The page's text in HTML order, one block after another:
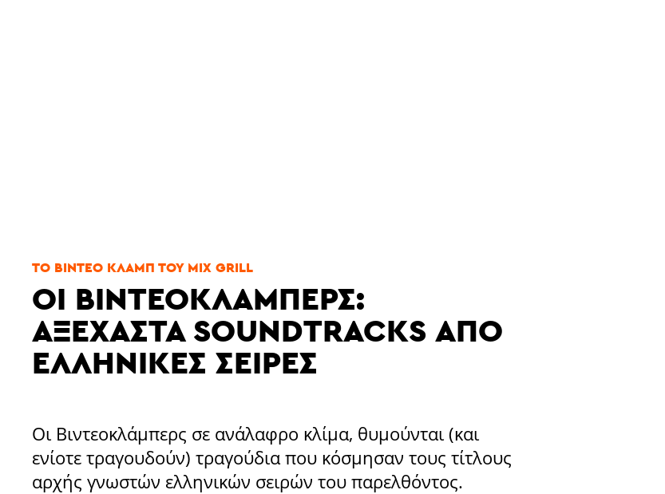
ΤΟ ΒΊΝΤΕΟ ΚΛΑΜΠ ΤΟΥ MIX GRILL
ΟΙ ΒΙΝΤΕΟΚΛΆΜΠΕΡΣ:
ΑΞΈΧΑΣΤΑ SOUNDTRACKS ΑΠΌ
ΕΛΛΗΝΙΚΈΣ ΣΕΙΡΈΣ
Οι Βιντεοκλάμπερς σε ανάλαφρο κλίμα, θυμούνται (και
ενίοτε τραγουδούν) τραγούδια που κόσμησαν τους τίτλους
αρχής γνωστών ελληνικών σειρών του παρελθόντος.